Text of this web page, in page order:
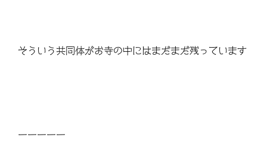
そういう共同体がお寺の中にはまだまだ残っています
ーーーーー